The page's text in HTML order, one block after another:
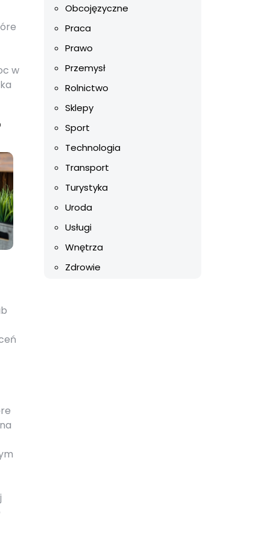
w
Obcojęzyczne
Praca
Prawo
Przemysł
Rolnictwo
Sklepy
Sport
Technologia
Transport
Turystyka
Uroda
Usługi
Wnętrza
Zdrowie